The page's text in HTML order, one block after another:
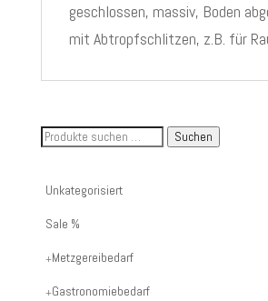
geschlossen, massiv, Boden
mit Abtropfschlitzen, z.B. für
Suche
Artikelnummer
oder
Suchen
Unkategorisiert
Sale %
Metzgereibedarf
Gastronomiebedarf